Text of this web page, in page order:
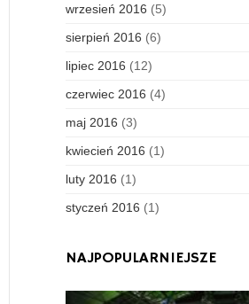
wrzesień 2016 (5)
sierpień 2016 (6)
lipiec 2016 (12)
czerwiec 2016 (4)
maj 2016 (3)
kwiecień 2016 (1)
luty 2016 (1)
styczeń 2016 (1)
NAJPOPULARNIEJSZE